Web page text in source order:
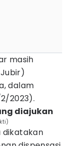
masih
dalam
2023).
diajukan
dikatakan